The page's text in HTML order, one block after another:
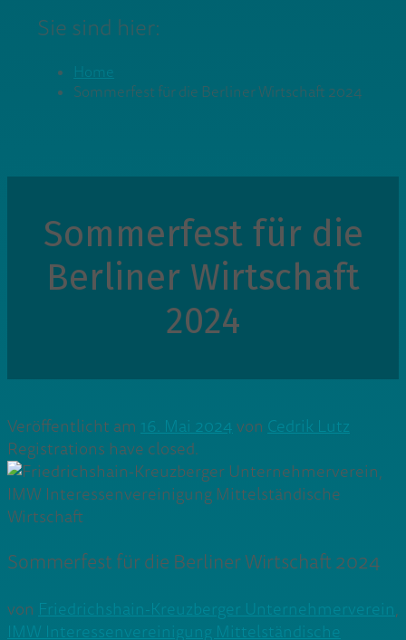
Sie sind hier:
Home
Sommerfest für die Berliner Wirtschaft 2024
Sommerfest für die
Berliner Wirtschaft
2024
Veröffentlicht am 16. Mai 2024 von Cedrik Lutz
Registrations have closed.
Sommerfest für die Berliner Wirtschaft 2024
von Friedrichshain-Kreuzberger Unternehmerverein,
IMW Interessenvereinigung Mittelständische